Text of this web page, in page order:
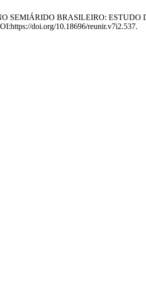
SEMIÁRIDO BRASILEIRO: ESTUDO
doi.org/10.18696/reunir.v7i2.537.